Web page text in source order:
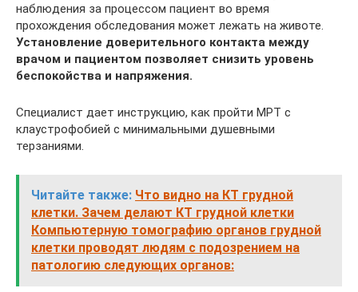
наблюдения за процессом пациент во время
прохождения обследования может лежать на животе.
Установление доверительного контакта между
врачом и пациентом позволяет снизить уровень
беспокойства и напряжения.
Специалист дает инструкцию, как пройти МРТ с
клаустрофобией с минимальными душевными
терзаниями.
Читайте также: Что видно на КТ грудной
клетки. Зачем делают КТ грудной клетки
Компьютерную томографию органов грудной
клетки проводят людям с подозрением на
патологию следующих органов: